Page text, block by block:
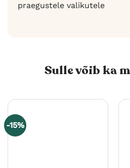
praegustele valikutele
Sulle võib ka
-15%